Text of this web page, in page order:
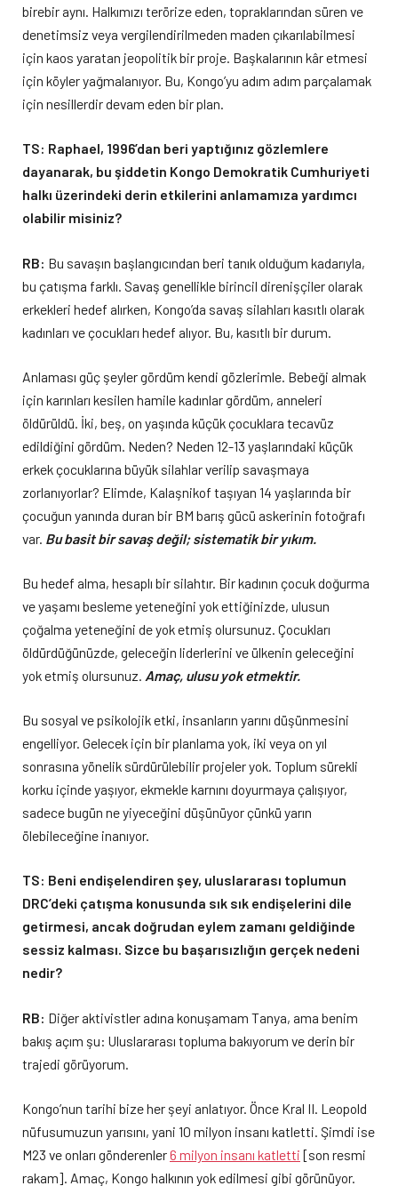
birebir aynı. Halkımızı terörize eden, topraklarından süren ve
denetimsiz veya vergilendirilmeden maden çıkarılabilmesi
için kaos yaratan jeopolitik bir proje. Başkalarının kâr etmesi
için köyler yağmalanıyor. Bu, Kongo’yu adım adım parçalamak
için nesillerdir devam eden bir plan.
TS: Raphael, 1996’dan beri yaptığınız gözlemlere
dayanarak, bu şiddetin Kongo Demokratik Cumhuriyeti
halkı üzerindeki derin etkilerini anlamamıza yardımcı
olabilir misiniz?
RB: Bu savaşın başlangıcından beri tanık olduğum kadarıyla,
bu çatışma farklı. Savaş genellikle birincil direnişçiler olarak
erkekleri hedef alırken, Kongo’da savaş silahları kasıtlı olarak
kadınları ve çocukları hedef alıyor. Bu, kasıtlı bir durum.
Anlaması güç şeyler gördüm kendi gözlerimle. Bebeği almak
için karınları kesilen hamile kadınlar gördüm, anneleri
öldürüldü. İki, beş, on yaşında küçük çocuklara tecavüz
edildiğini gördüm. Neden? Neden 12-13 yaşlarındaki küçük
erkek çocuklarına büyük silahlar verilip savaşmaya
zorlanıyorlar? Elimde, Kalaşnikof taşıyan 14 yaşlarında bir
çocuğun yanında duran bir BM barış gücü askerinin fotoğrafı
var. Bu basit bir savaş değil; sistematik bir yıkım.
Bu hedef alma, hesaplı bir silahtır. Bir kadının çocuk doğurma
ve yaşamı besleme yeteneğini yok ettiğinizde, ulusun
çoğalma yeteneğini de yok etmiş olursunuz. Çocukları
öldürdüğünüzde, geleceğin liderlerini ve ülkenin geleceğini
yok etmiş olursunuz. Amaç, ulusu yok etmektir.
Bu sosyal ve psikolojik etki, insanların yarını düşünmesini
engelliyor. Gelecek için bir planlama yok, iki veya on yıl
sonrasına yönelik sürdürülebilir projeler yok. Toplum sürekli
korku içinde yaşıyor, ekmekle karnını doyurmaya çalışıyor,
sadece bugün ne yiyeceğini düşünüyor çünkü yarın
ölebileceğine inanıyor.
TS: Beni endişelendiren şey, uluslararası toplumun
DRC’deki çatışma konusunda sık sık endişelerini dile
getirmesi, ancak doğrudan eylem zamanı geldiğinde
sessiz kalması. Sizce bu başarısızlığın gerçek nedeni
nedir?
RB: Diğer aktivistler adına konuşamam Tanya, ama benim
bakış açım şu: Uluslararası topluma bakıyorum ve derin bir
trajedi görüyorum.
Kongo’nun tarihi bize her şeyi anlatıyor. Önce Kral II. Leopold
nüfusumuzun yarısını, yani 10 milyon insanı katletti. Şimdi ise
M23 ve onları gönderenler6 milyon insanı katletti [son resmi
rakam]. Amaç, Kongo halkının yok edilmesi gibi görünüyor.